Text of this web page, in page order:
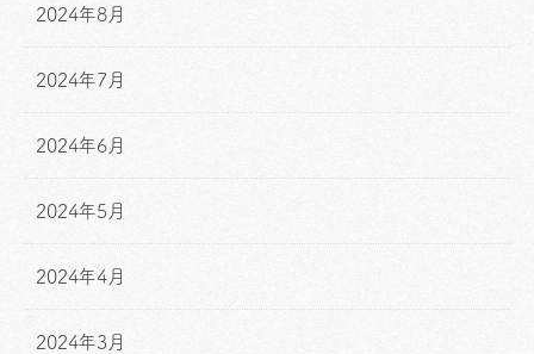
2024年8月
2024年7月
2024年6月
2024年5月
2024年4月
2024年3月